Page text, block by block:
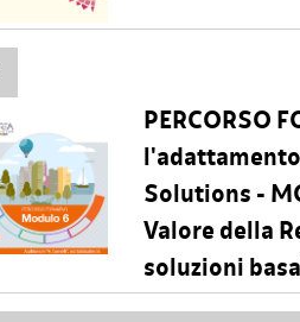
PERCORSO
Solutions -
Valore della
soluzioni